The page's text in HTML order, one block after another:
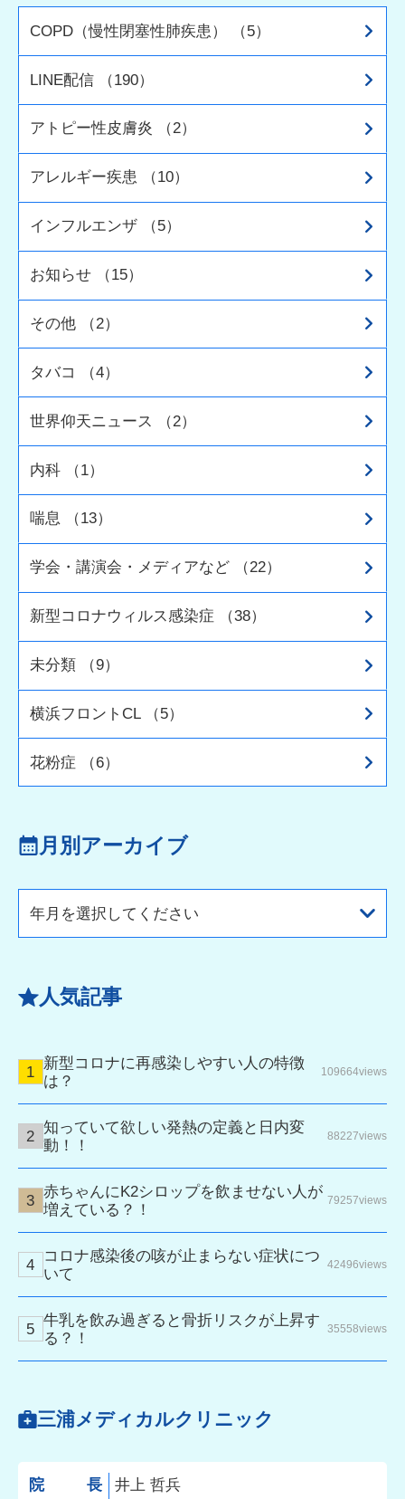
COPD（慢性閉塞性肺疾患） （5）
LINE配信 （190）
アトピー性皮膚炎 （2）
アレルギー疾患 （10）
インフルエンザ （5）
お知らせ （15）
その他 （2）
タバコ （4）
世界仰天ニュース （2）
内科 （1）
喘息 （13）
学会・講演会・メディアなど （22）
新型コロナウィルス感染症 （38）
未分類 （9）
横浜フロントCL （5）
花粉症 （6）
月別アーカイブ
年月を選択してください
人気記事
新型コロナに再感染しやすい人の特徴
は？
109664views
知っていて欲しい発熱の定義と日内変
動！！
88227views
赤ちゃんにK2シロップを飲ませない人が
増えている？！
79257views
コロナ感染後の咳が止まらない症状につ
いて
42496views
牛乳を飲み過ぎると骨折リスクが上昇す
る？！
35558views
三浦メディカルクリニック
院長
井上 哲兵